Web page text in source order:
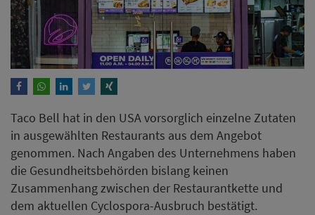
Taco Bell hat in den USA vorsorglich einzelne Zutaten
in ausgewählten Restaurants aus dem Angebot
genommen. Nach Angaben des Unternehmens haben
die Gesundheitsbehörden bislang keinen
Zusammenhang zwischen der Restaurantkette und
dem aktuellen Cyclospora-Ausbruch bestätigt.